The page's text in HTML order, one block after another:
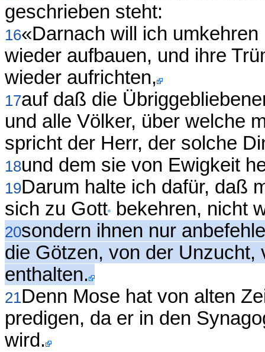
geschrieben steht:
16«Darnach will ich
wieder aufbauen, und ihre
wieder aufrichten,
17auf daß die
und alle Völker, über welche
spricht der Herr, der solche
18und dem sie von Ewigkeit
19Darum halte ich dafür, daß
sich zu Gott bekehren, nicht
20sondern ihnen nur
die Götzen, von der Unzucht,
enthalten.
21Denn Mose hat von alten
predigen, da er in den
wird.